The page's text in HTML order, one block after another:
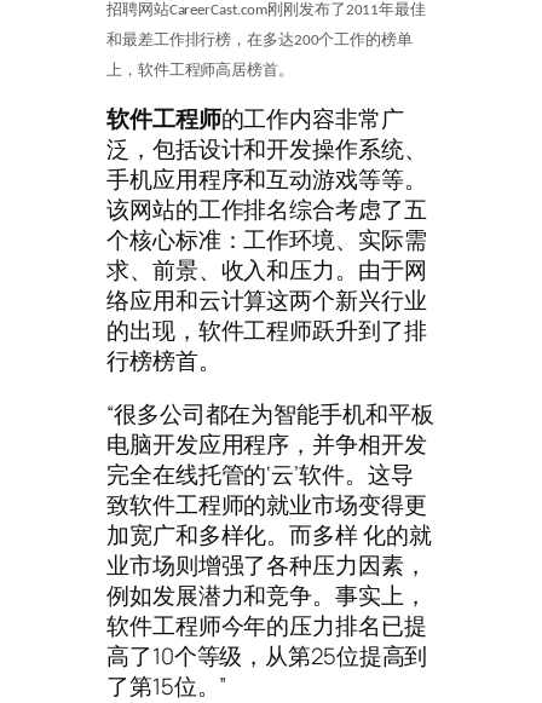
招聘网站CareerCast.com刚刚发布了2011年最佳
和最差工作排行榜，在多达200个工作的榜单
上，软件工程师高居榜首。
软件工程师的工作内容非常广
泛，包括设计和开发操作系统、
手机应用程序和互动游戏等等。
该网站的工作排名综合考虑了五
个核心标准：工作环境、实际需
求、前景、收入和压力。由于网
络应用和云计算这两个新兴行业
的出现，软件工程师跃升到了排
行榜榜首。
“很多公司都在为智能手机和平板
电脑开发应用程序，并争相开发
完全在线托管的‘云’软件。这导
致软件工程师的就业市场变得更
加宽广和多样化。而多样 化的就
业市场则增强了各种压力因素，
例如发展潜力和竞争。事实上，
软件工程师今年的压力排名已提
高了10个等级，从第25位提高到
了第15位。”